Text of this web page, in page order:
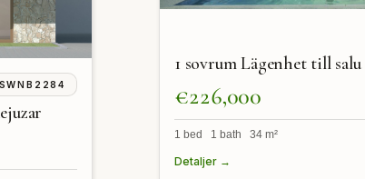
SWNB2284
1 sovrum Lägenhet till
€226,000
1 bed 1 bath 34 m²
Detaljer →